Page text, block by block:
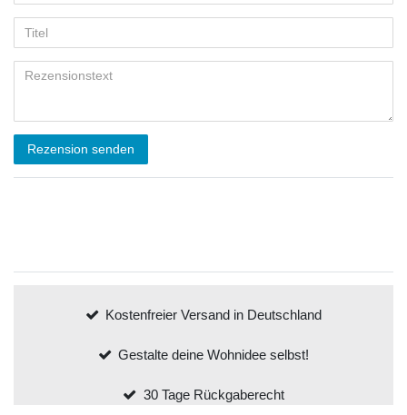
Rezension senden
Kostenfreier Versand in Deutschland
Gestalte deine Wohnidee selbst!
30 Tage Rückgaberecht